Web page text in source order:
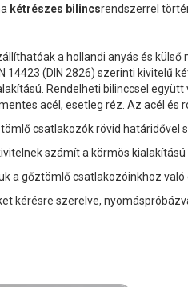
kétrészes bilincsrendszerrel
a hollandi anyás és
14423 (DIN 2826) szerinti kivitelű
Rendelheti bilinccsel
acél, esetleg réz. Az acél
csatlakozók rövid határidővel
számít a körmös
a gőztömlő csatlakozóinkhoz
kérésre szerelve,